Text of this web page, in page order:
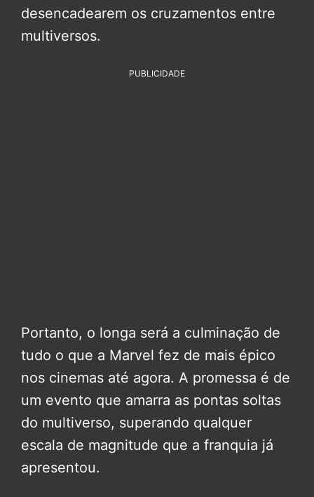
desencadearem os cruzamentos entre
multiversos.
PUBLICIDADE
Portanto, o longa será a culminação de
tudo o que a Marvel fez de mais épico
nos cinemas até agora. A promessa é de
um evento que amarra as pontas soltas
do multiverso, superando qualquer
escala de magnitude que a franquia já
apresentou.